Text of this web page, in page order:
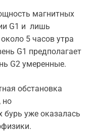
магнитных
G1 и лишь
5 часов утра
G1 предполагает
G2 умеренные.
обстановка
но
бурь уже оказалась